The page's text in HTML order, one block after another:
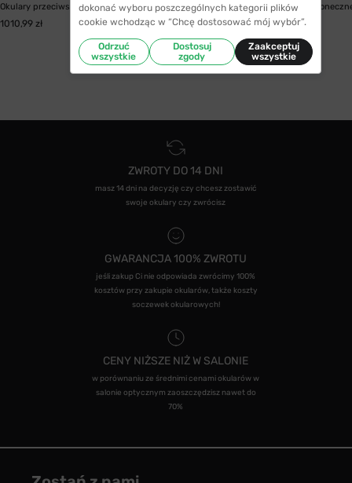
Okulary przeciwsłoneczne Prada 08YS 1AB5S0 51
1010,99 zł
Okulary
1037,99 zł
ZWROTY DO 14 DNI
masz 14 dni na decyzję czy chcesz zostawić
swoje okulary czy zwrócisz
GWARANCJA 100% ZWROTU
jeśli zakup Ci nie odpowiada zwrócimy 100%
kosztów przy zakupie okularów, także koszty
soczewek okularowych!
CENY NIŻSZE NIŻ W SALONIE
w porównaniu ze średnimi cenami okularów w
salonie optycznym zaoszczędzisz nawet do
70%
dokonać wyboru poszczególnych kategorii plików
cookie wchodząc w “Chcę dostosować mój wybór”.
Odrzuć
wszystkie
Dostosuj
zgody
Zaakceptuj
wszystkie